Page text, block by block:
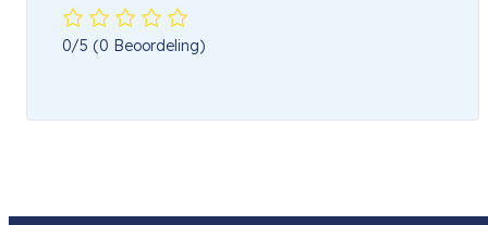
0/5 (0 Beoordeling)